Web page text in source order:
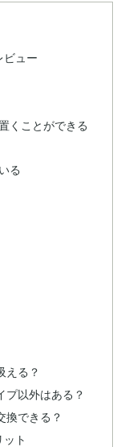
ュー
くことができる
る
える？
以外はある？
できる？
ト